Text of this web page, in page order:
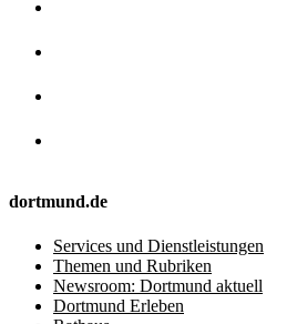
dortmund.de
Services und Dienstleistungen
Themen und Rubriken
Newsroom: Dortmund aktuell
Dortmund Erleben